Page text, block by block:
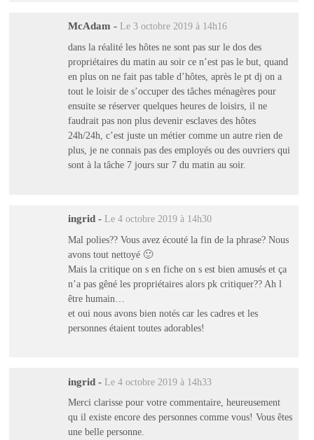
McAdam - Le 3 octobre 2019 à 14h16
dans la réalité les hôtes ne sont pas sur le dos des
propriétaires du matin au soir ce n’est pas le but, quand
en plus on ne fait pas table d’hôtes, après le pt dj on a
tout le loisir de s’occuper des tâches ménagères pour
ensuite se réserver quelques heures de loisirs, il ne
faudrait pas non plus devenir esclaves des hôtes
24h/24h, c’est juste un métier comme un autre rien de
plus, je ne connais pas des employés ou des ouvriers qui
sont à la tâche 7 jours sur 7 du matin au soir.
ingrid - Le 4 octobre 2019 à 14h30
Mal polies?? Vous avez écouté la fin de la phrase? Nous
avons tout nettoyé 🙂
Mais la critique on s en fiche on s est bien amusés et ça
n’a pas gêné les propriétaires alors pk critiquer?? Ah l
être humain…
et oui nous avons bien notés car les cadres et les
personnes étaient toutes adorables!
ingrid - Le 4 octobre 2019 à 14h33
Merci clarisse pour votre commentaire, heureusement
qu il existe encore des personnes comme vous! Vous êtes
une belle personne.